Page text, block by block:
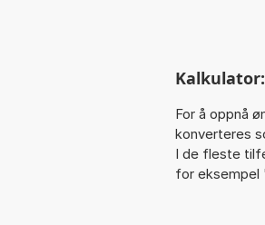
For å oppnå
konverteres
I de fleste
for eksempel